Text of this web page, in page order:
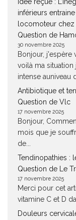
Idée reçue :
inférieurs
locomoteur
Question de
30 novembre 2025
Bonjour, j'espère
voilà ma
intense auniveau
Antibiotique et
Question de Vlc
17 novembre 2025
Bonjour,
mois que je
de...
Tendinopathies :
Question de Le
17 novembre 2025
Merci pour cet
vitamine C et D
Douleurs